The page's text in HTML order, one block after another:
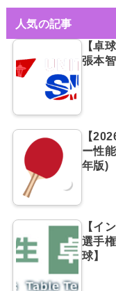
人気の記事
【卓
張本
【
ー性
年版)
【イ
選手
球】